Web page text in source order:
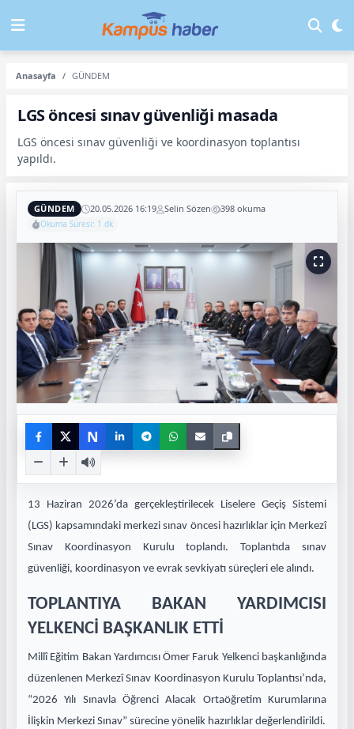
Anasayfa GÜNDEM
LGS öncesi sınav güvenliği masada
LGS öncesi sınav güvenliği ve koordinasyon toplantısı
yapıldı.
GÜNDEM 20.05.2026 16:19 Selin Sözen 398 okuma
Okuma Süresi: 1 dk
N
13 Haziran 2026’da gerçekleştirilecek Liselere Geçiş Sistemi
(LGS) kapsamındaki merkezi sınav öncesi hazırlıklar için Merkezî
Sınav Koordinasyon Kurulu toplandı. Toplantıda sınav
güvenliği, koordinasyon ve evrak sevkiyatı süreçleri ele alındı.
TOPLANTIYA BAKAN YARDIMCISI
YELKENCİ BAŞKANLIK ETTİ
Millî Eğitim Bakan Yardımcısı Ömer Faruk Yelkenci başkanlığında
düzenlenen Merkezî Sınav Koordinasyon Kurulu Toplantısı’nda,
“2026 Yılı Sınavla Öğrenci Alacak Ortaöğretim Kurumlarına
İlişkin Merkezi Sınav” sürecine yönelik hazırlıklar değerlendirildi.